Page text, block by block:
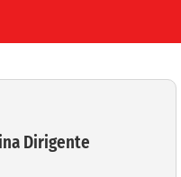
Dirigente